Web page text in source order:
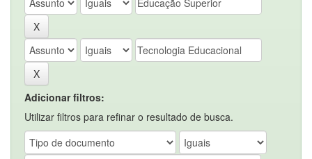
Adicionar filtros:
Utilizar filtros para refinar o resultado de busca.